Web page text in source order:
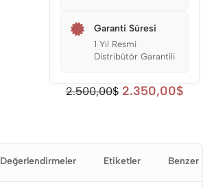
Garanti Süresi
1 Yıl Resmi
Distribütör Garantili
2.500,00$ 2.350,00$
Değerlendirmeler Etiketler Benzer